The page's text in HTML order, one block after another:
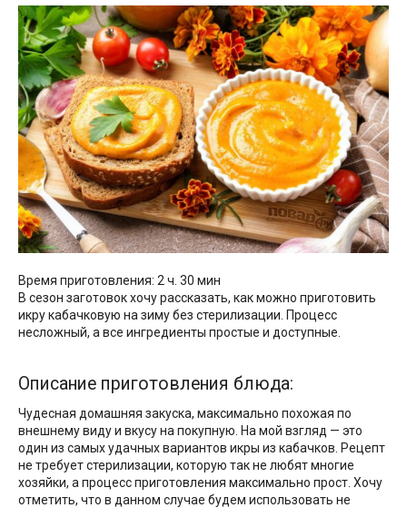
Время приготовления: 2 ч. 30 мин
В сезон заготовок хочу рассказать, как можно приготовить
икру кабачковую на зиму без стерилизации. Процесс
несложный, а все ингредиенты простые и доступные.
Описание приготовления блюда:
Чудесная домашняя закуска, максимально похожая по
внешнему виду и вкусу на покупную. На мой взгляд — это
один из самых удачных вариантов икры из кабачков. Рецепт
не требует стерилизации, которую так не любят многие
хозяйки, а процесс приготовления максимально прост. Хочу
отметить, что в данном случае будем использовать не